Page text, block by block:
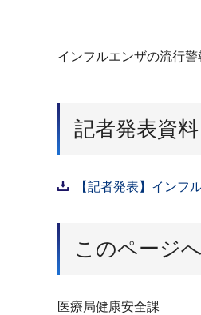
インフルエンザの流行
記者発表資料
【記者発表】インフ
このページ
医療局健康安全課